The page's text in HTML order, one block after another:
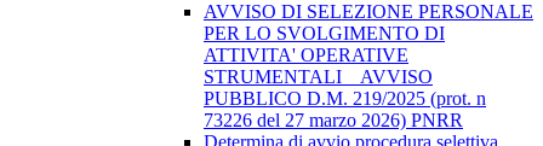
AVVISO DI SELEZIONE PERSONALE
PER LO SVOLGIMENTO DI
ATTIVITA' OPERATIVE
STRUMENTALI _ AVVISO
PUBBLICO D.M. 219/2025 (prot. n
73226 del 27 marzo 2026) PNRR